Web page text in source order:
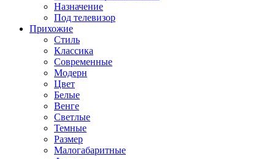
Назначение
Под телевизор
Прихожие
Стиль
Классика
Современные
Модерн
Цвет
Белые
Венге
Светлые
Темные
Размер
Малогабаритные